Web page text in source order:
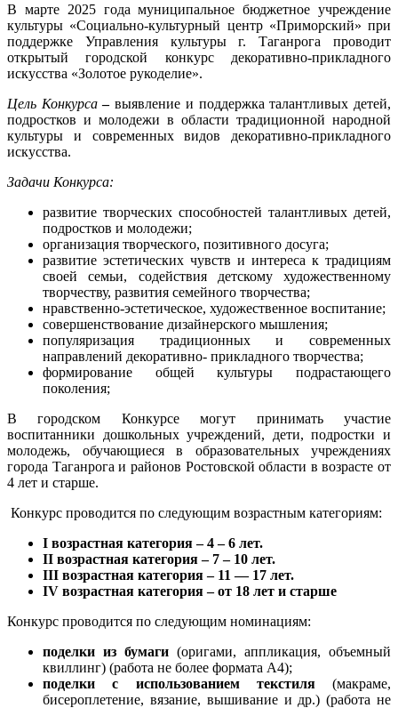
В марте 2025 года муниципальное бюджетное учреждение
культуры «Социально-культурный центр «Приморский» при
поддержке Управления культуры г. Таганрога проводит
открытый городской конкурс декоративно-прикладного
искусства «Золотое рукоделие».
Цель Конкурса–выявление и поддержка талантливых детей,
подростков и молодежи в области традиционной народной
культуры и современных видов декоративно-прикладного
искусства.
Задачи Конкурса:
развитие творческих способностей талантливых детей,
подростков и молодежи;
организация творческого, позитивного досуга;
развитие эстетических чувств и интереса к традициям
своей семьи, содействия детскому художественному
творчеству, развития семейного творчества;
нравственно-эстетическое, художественное воспитание;
совершенствование дизайнерского мышления;
популяризация традиционных и современных
направлений декоративно- прикладного творчества;
формирование общей культуры подрастающего
поколения;
В городском Конкурсе могут принимать участие
воспитанники дошкольных учреждений, дети, подростки и
молодежь, обучающиеся в образовательных учреждениях
города Таганрога и районов Ростовской области в возрасте от
4 лет и старше.
Конкурс проводится по следующим возрастным категориям:
I возрастная категория – 4 – 6 лет.
II возрастная категория – 7 – 10 лет.
III возрастная категория – 11 — 17 лет.
IV возрастная категория – от 18 лет и старше
Конкурс проводится по следующим номинациям:
поделки из бумаги (оригами, аппликация, объемный
квиллинг) (работа не более формата А4);
поделки с использованием
текстиля (макраме,
бисероплетение, вязание, вышивание и др.) (работа не